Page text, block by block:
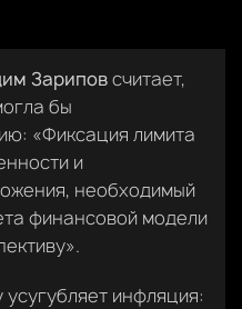
Зариповсчитает,
бы
«Фиксация лимита
и
необходимый
финансовой модели
инфляция: